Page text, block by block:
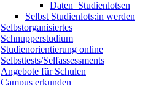
Daten_Studienlotsen
Selbst Studienlots:in werden
Selbstorganisiertes
Schnupperstudium
Studienorientierung online
Selbsttests/Selfassessments
Angebote für Schulen
Campus erkunden